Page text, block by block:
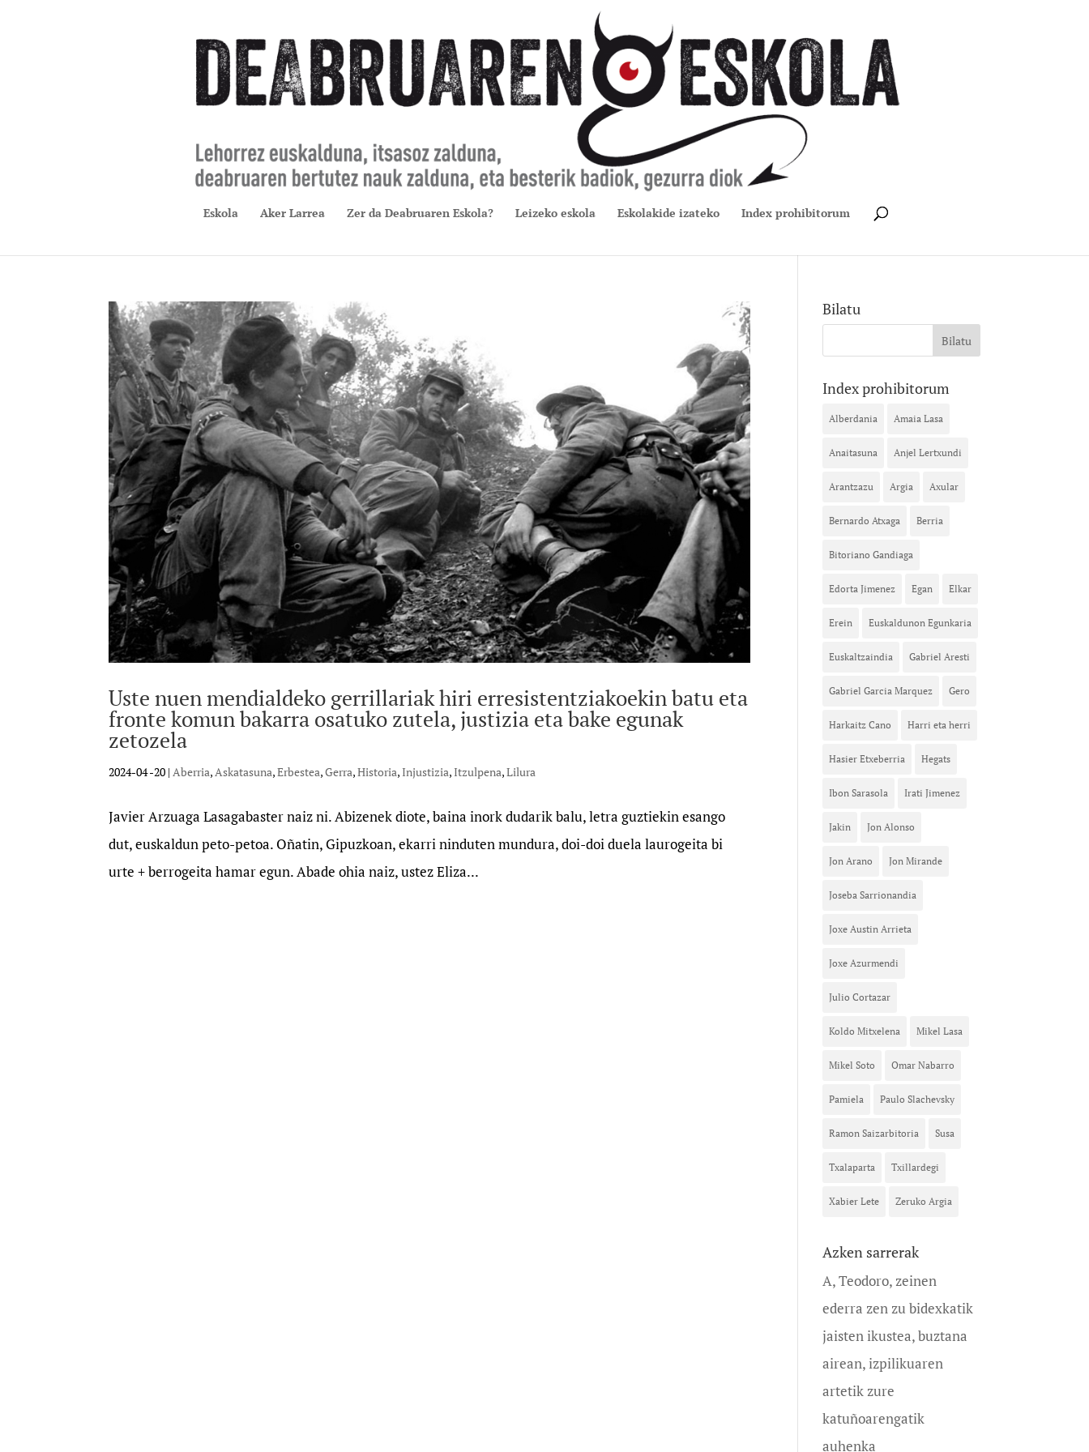
Eskola Aker Larrea Zer da Deabruaren Eskola? Leizeko eskola Eskolakide izateko Index prohibitorum
Uste nuen mendialdeko gerrillariak hiri erresistentziakoekin batu eta
fronte komun bakarra osatuko zutela, justizia eta bake egunak
zetozela
2024-04 -20 | Aberria, Askatasuna,Erbestea,Gerra,Historia,Injustizia,Itzulpena,Lilura
Javier Arzuaga Lasagabaster naiz ni. Abizenek diote, baina inork dudarik balu, letra guztiekin esango
dut, euskaldun peto-petoa. Oñatin, Gipuzkoan, ekarri ninduten mundura, doi-doi duela laurogeita bi
urte + berrogeita hamar egun. Abade ohia naiz, ustez Eliza...
Bilatu
Index prohibitorum
Alberdania Amaia Lasa
Anaitasuna Anjel Lertxundi
Arantzazu Argia Axular
Bernardo Atxaga Berria
Bitoriano Gandiaga
Edorta Jimenez Egan Elkar
Erein Euskaldunon Egunkaria
Euskaltzaindia Gabriel Aresti
Gabriel Garcia Marquez Gero
Harkaitz Cano Harri eta herri
Hasier Etxeberria Hegats
Ibon Sarasola Irati Jimenez
Jakin Jon Alonso
Jon Arano Jon Mirande
Joseba Sarrionandia
Joxe Austin Arrieta
Joxe Azurmendi
Julio Cortazar
Koldo Mitxelena Mikel Lasa
Mikel Soto Omar Nabarro
Pamiela Paulo Slachevsky
Ramon Saizarbitoria Susa
Txalaparta Txillardegi
Xabier Lete Zeruko Argia
Azken sarrerak
A, Teodoro, zeinen
ederra zen zu bidexkatik
jaisten ikustea, buztana
airean, izpilikuaren
artetik zure
katuñoarengatik
auhenka